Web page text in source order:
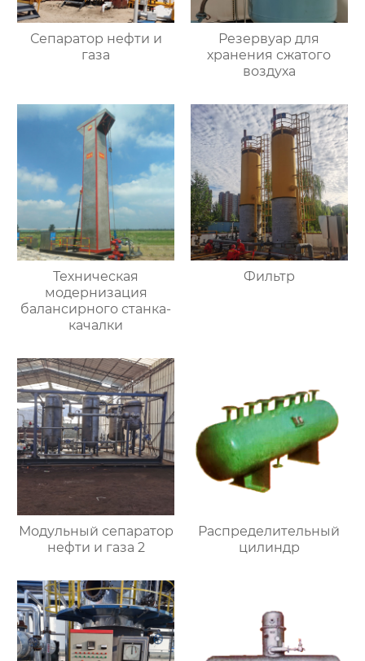
Сепаратор нефти и
газа
Резервуар для
хранения сжатого
воздуха
Техническая
модернизация
балансирного станка-
качалки
Фильтр
Модульный сепаратор
нефти и газа 2
Распределительный
цилиндр